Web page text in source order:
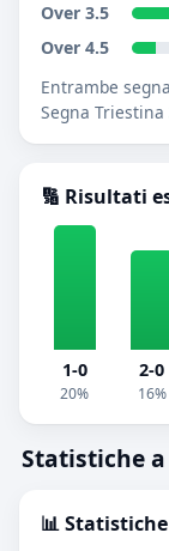
Over 3.5
Over 4.5
Entrambe
Segna Triestina
🔢 Risultati
1-0
20%
2-0
16%
Statistiche
📊